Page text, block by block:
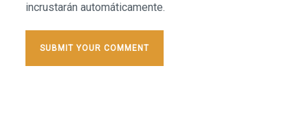
incrustarán automáticamente.